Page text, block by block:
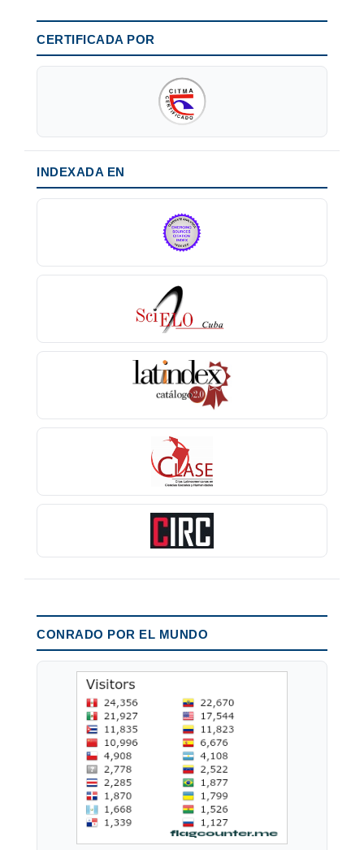
CERTIFICADA POR
INDEXADA EN
CONRADO POR EL MUNDO